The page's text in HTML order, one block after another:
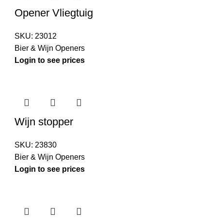
Opener Vliegtuig
SKU: 23012
Bier & Wijn Openers
Login to see prices
Wijn stopper
SKU: 23830
Bier & Wijn Openers
Login to see prices